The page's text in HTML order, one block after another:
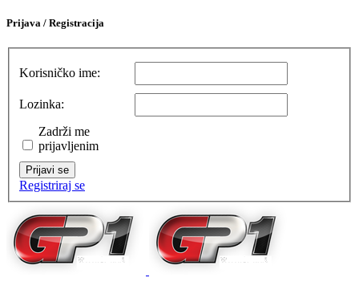
Prijava / Registracija
Korisničko ime:
Lozinka:
Zadrži me
prijavljenim
Prijavi se
Registriraj se